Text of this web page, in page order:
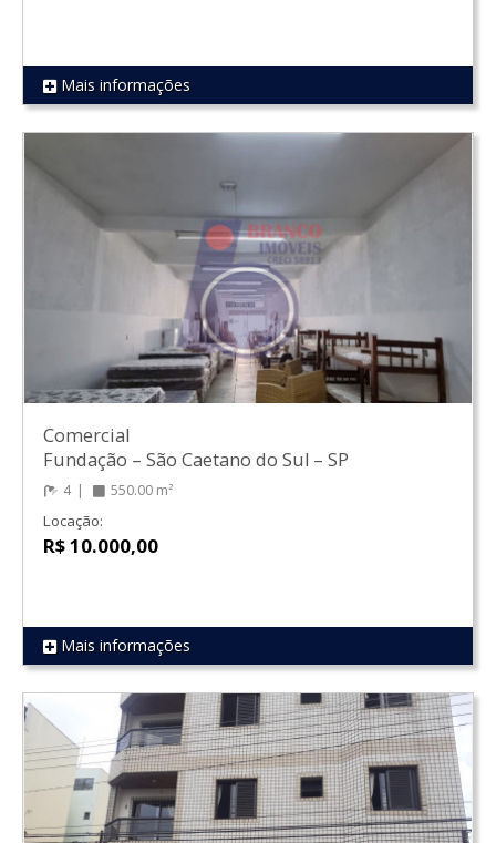
REF 1148
Mais informações
REF 1280
Comercial
Fundação – São Caetano do Sul – SP
4 550.00 m²
Locação:
R$ 10.000,00
Mais informações